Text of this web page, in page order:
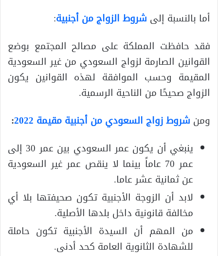
أما بالنسبة إلى شروط الزواج من أجنبية:
فقد حافظت المملكة على مصالح المجتمع بوضع
القوانين الصارمة لزواج السعودي من غير السعودية
المقيمة وحسب الموافقة لهذه القوانين يكون
الزواج صحيحًا من الناحية الرسمية.
ومن شروط زواج السعودي من أجنبية مقيمة 2022
:
ينبغي أن يكون عمر السعودي بين عمر 30 إلى
عمر 70 عاماً بينما لا ينقص عمر غير السعودية
عن ثمانية عشر عاما.
لابد أن الزوجة الأجنبية تكون صحيفتها بلا أي
مخالفة قانونية داخل بلدها الأصلية.
من المهم أن السيدة الأجنبية تكون حاملة
للشهادة الثانوية العامة كحد أدنى.